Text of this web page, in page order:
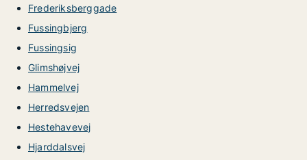
Frederiksberggade
Fussingbjerg
Fussingsig
Glimshøjvej
Hammelvej
Herredsvejen
Hestehavevej
Hjarddalsvej